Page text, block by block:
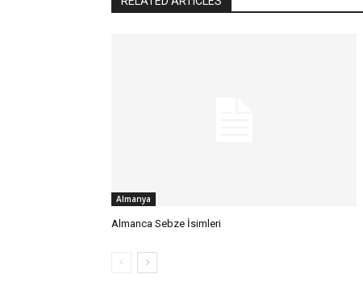
Almanya
Almanca Sebze İsimleri